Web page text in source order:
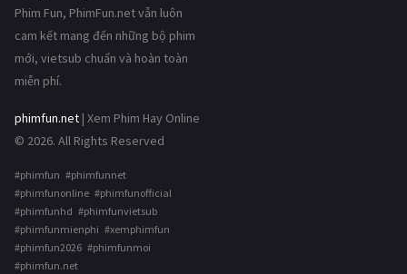
Phim Fun, PhimFun.net vẫn luôn
cam kết mang đến những bộ phim
mới, vietsub chuẩn và hoàn toàn
miễn phí.
phimfun.net | Xem Phim Hay Online
© 2026. All Rights Reserved
#phimfun #phimfunnet
#phimfunonline #phimfunofficial
#phimfunhd #phimfunvietsub
#phimfunmienphi #xemphimfun
#phimfun2026 #phimfunmoi
#phimfun.net